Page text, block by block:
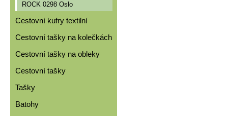
ROCK 0298 Oslo
Cestovní kufry textilní
Cestovní tašky na kolečkách
Cestovní tašky na obleky
Cestovní tašky
Tašky
Batohy